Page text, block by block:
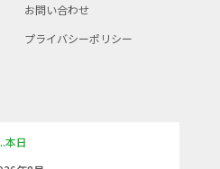
お問い合わせ
プライバシーポリシー
本日